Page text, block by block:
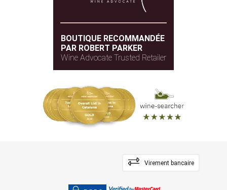
BOUTIQUE RECOMMANDÉE
PAR ROBERT PARKER
Wine Advocate Trusted Retailer
Virement bancaire